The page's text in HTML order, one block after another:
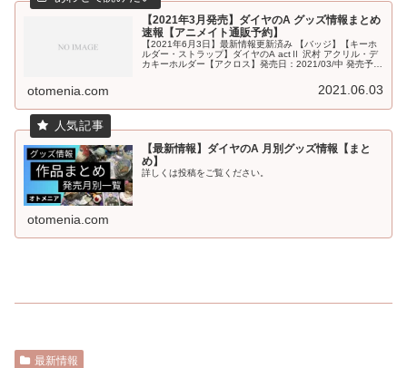
【2021年3月発売】ダイヤのA グッズ情報まとめ
速報【アニメイト通販予約】
【2021年6月3日】最新情報更新済み 【バッジ】【キーホ
ルダー・ストラップ】ダイヤのA actⅡ 沢村 アクリル・デ
カキーホルダー【アクロス】発売日：2021/03/中 発売予定
otomenia.com 2021.06.03
【最新情報】ダイヤのA 月別グッズ情報【まと
め】
詳しくは投稿をご覧ください。
otomenia.com
最新情報